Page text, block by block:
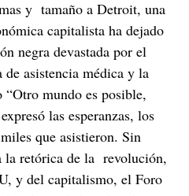
y tamaño a Detroit, una
capitalista ha dejado
negra devastada por el
asistencia médica y la
mundo es posible,
las esperanzas, los
que asistieron. Sin
la retórica de la revolución,
y del capitalismo, el Foro